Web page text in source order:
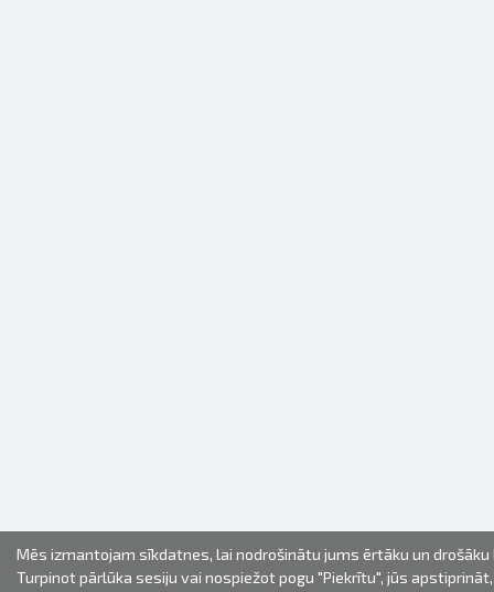
Mēs izmantojam sīkdatnes, lai nodrošinātu jums ērtāku un
Turpinot pārlūka sesiju vai nospiežot pogu "Piekrītu", jūs